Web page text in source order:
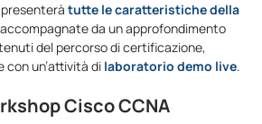
tutte le caratteristiche della
da un approfondimento
del percorso di certificazione,
con un’attività di laboratorio demo live.
Cisco CCNA